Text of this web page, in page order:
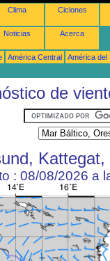
Clima Ciclones
Noticias Acerca
América Central
América del
de
Kattegat,
: 08/08/2026 a